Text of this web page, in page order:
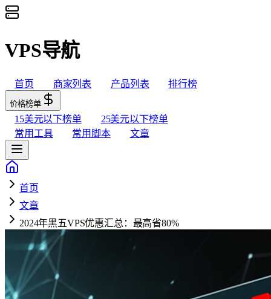
VPS导航
首页 商家列表 产品列表 排行榜
价格榜单
15美元以下榜单
25美元以下榜单
常用工具
常用脚本 文章
首页
文章
2024年黑五VPS优惠汇总：最高省80%